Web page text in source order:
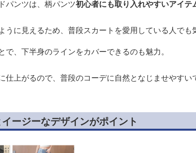
パンツは、柄パンツ初心者にも取り入れやすいアイテ
うに見えるため、普段スカートを愛用している人でも
、下半身のラインをカバーできるのも魅力。
仕上がるので、普段のコーデに自然となじませやすい
ージーなデザインがポイント